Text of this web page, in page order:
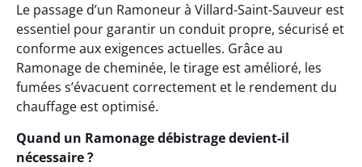
Le passage d’un Ramoneur à Villard-Saint-Sauveur est
essentiel pour garantir un conduit propre, sécurisé et
conforme aux exigences actuelles. Grâce au
Ramonage de cheminée, le tirage est amélioré, les
fumées s’évacuent correctement et le rendement du
chauffage est optimisé.
Quand un Ramonage débistrage devient-il
nécessaire ?